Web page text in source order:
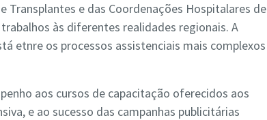
Transplantes e das Coordenações Hospitalares de
às diferentes realidades regionais. A
etnre os processos assistenciais mais complexos
aos cursos de capacitação oferecidos aos
e ao sucesso das campanhas publicitárias